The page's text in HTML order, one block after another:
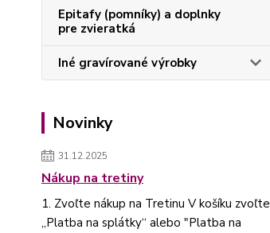
Epitafy (pomníky) a doplnky
pre zvieratká
Iné gravírované výrobky
Novinky
31.12.2025
Nákup na tretiny
1. Zvoľte nákup na Tretinu V košíku zvoľte
„Platba na splátky“ alebo "Platba na